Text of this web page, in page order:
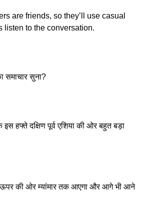
are friends, so they’ll use casual
listen to the conversation.
समाचार सुना?
हफ्ते दक्षिण पूर्व एशिया की ओर बहुत बड़ा
ऊपर की ओर म्यांमार तक आएगा और आगे भी आने